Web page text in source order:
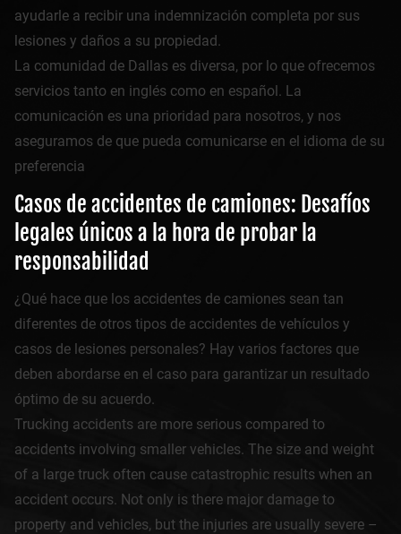
ayudarle a recibir una indemnización completa por sus
lesiones y daños a su propiedad.
La comunidad de Dallas es diversa, por lo que ofrecemos
servicios tanto en inglés como en español. La
comunicación es una prioridad para nosotros, y nos
aseguramos de que pueda comunicarse en el idioma de su
preferencia
Casos de accidentes de camiones: Desafíos
legales únicos a la hora de probar la
responsabilidad
¿Qué hace que los accidentes de camiones sean tan
diferentes de otros tipos de accidentes de vehículos y
casos de lesiones personales? Hay varios factores que
deben abordarse en el caso para garantizar un resultado
óptimo de su acuerdo.
Trucking accidents are more serious compared to
accidents involving smaller vehicles. The size and weight
of a large truck often cause catastrophic results when an
accident occurs. Not only is there major damage to
property and vehicles, but the injuries are usually severe –